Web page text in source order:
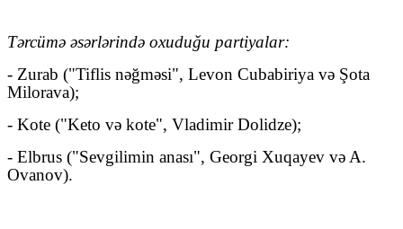
Tərcümə əsərlərində oxuduğu partiyalar:
- Zurab ("Tiflis nəğməsi", Levon Cubabiriya və Şota
Milorava);
- Kote ("Keto və kote", Vladimir Dolidze);
- Elbrus ("Sevgilimin anası", Georgi Xuqayev və A.
Ovanov).